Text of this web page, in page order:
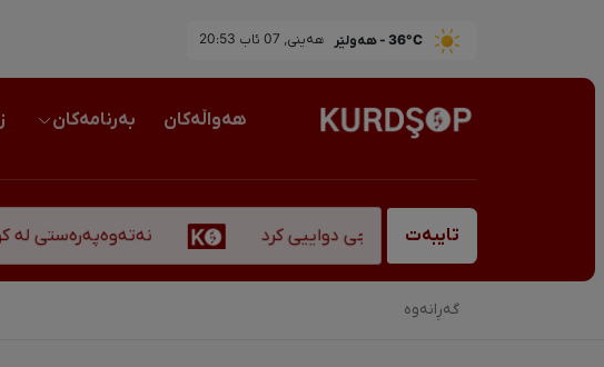
36°C - هەولێر ھەینی, 07 ئاب 20:53
هەواڵەکان بەرنامەکان
تایبەت
بەناوبانگ، "قادر سۆفیانی" کۆچی دواییی کرد نەتەوەپەرەستی لە
گەڕانەوە